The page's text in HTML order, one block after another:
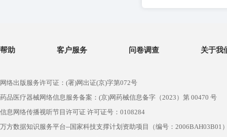
帮助 客户服务 问卷调查 关于我
网络出版服务许可证：(署)网出证(京)字第072号
药品医疗器械网络信息服务备案：(京)网药械信息备字（2023）第 00470 号
信息网络传播视听节目许可证 许可证号：0108284
万方数据知识服务平台--国家科技支撑计划资助项目（编号：2006BAH03B01